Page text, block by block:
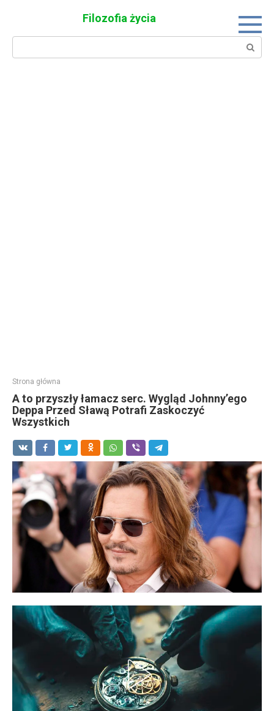
Filozofia życia
Search:
Strona główna
A to przyszły łamacz serc. Wygląd Johnny’ego
Deppa Przed Sławą Potrafi Zaskoczyć
Wszystkich